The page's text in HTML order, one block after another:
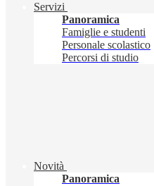
Servizi
Panoramica
Famiglie e studenti
Personale scolastico
Percorsi di studio
Novità
Panoramica